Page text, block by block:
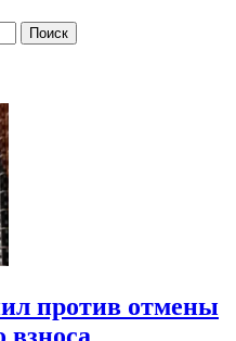
против отмены